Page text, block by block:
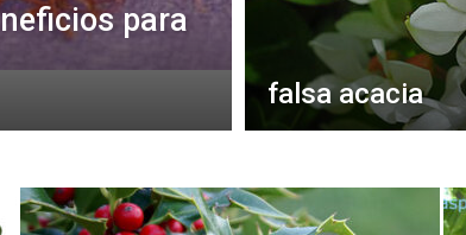
para
falsa acacia